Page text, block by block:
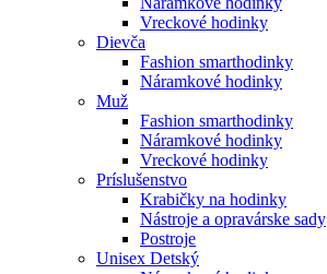
Vreckové hodinky
Dievča
Fashion smarthodinky
Náramkové hodinky
Muž
Fashion smarthodinky
Náramkové hodinky
Vreckové hodinky
Príslušenstvo
Krabičky na hodinky
Nástroje a opravárske sady
Postroje
Unisex Detský